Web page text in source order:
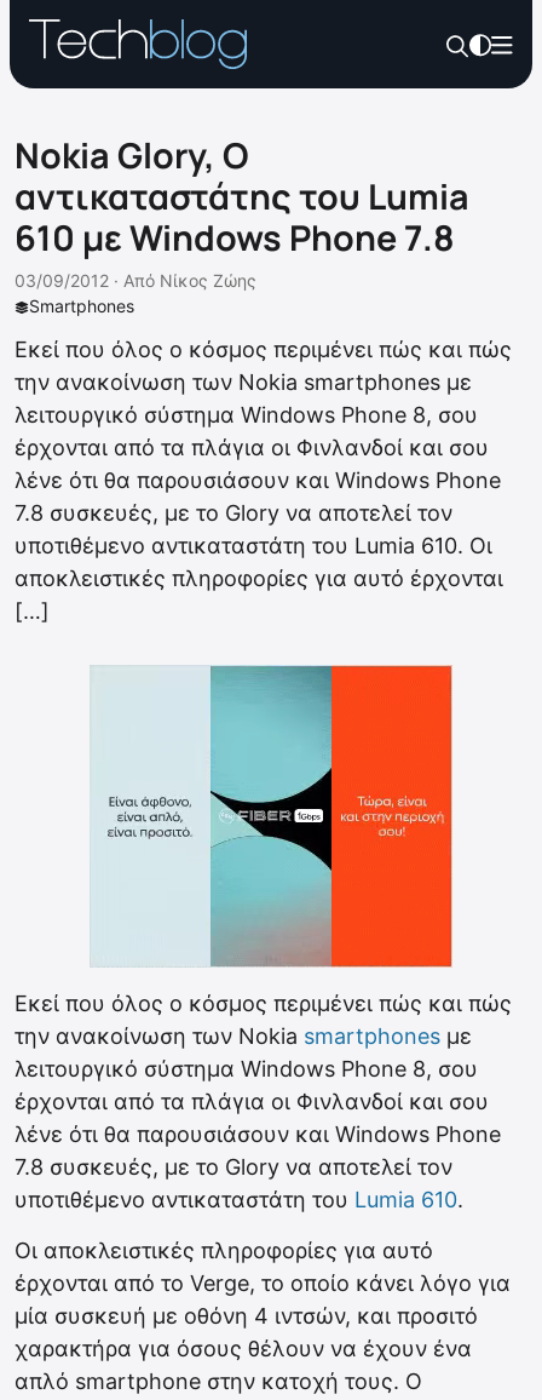
Nokia Glory, Ο
αντικαταστάτης του Lumia
610 με Windows Phone 7.8
Smartphones
03/09/2012 · Από Νίκος Ζώης
Εκεί που όλος ο κόσμος περιμένει πώς και πώς
την ανακοίνωση των Nokia smartphones με
λειτουργικό σύστημα Windows Phone 8, σου
έρχονται από τα πλάγια οι Φινλανδοί και σου
λένε ότι θα παρουσιάσουν και Windows Phone
7.8 συσκευές, με το Glory να αποτελεί τον
υποτιθέμενο αντικαταστάτη του Lumia 610. Οι
αποκλειστικές πληροφορίες για αυτό έρχονται
[…]
Εκεί που όλος ο κόσμος περιμένει πώς και πώς
την ανακοίνωση των Nokia smartphones με
λειτουργικό σύστημα Windows Phone 8, σου
έρχονται από τα πλάγια οι Φινλανδοί και σου
λένε ότι θα παρουσιάσουν και Windows Phone
7.8 συσκευές, με το Glory να αποτελεί τον
υποτιθέμενο αντικαταστάτη του Lumia 610.
Οι αποκλειστικές πληροφορίες για αυτό
έρχονται από το Verge, το οποίο κάνει λόγο για
μία συσκευή με οθόνη 4 ιντσών, και προσιτό
χαρακτήρα για όσους θέλουν να έχουν ένα
απλό smartphone στην κατοχή τους. Ο